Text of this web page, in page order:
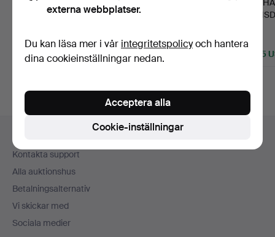
1090
BILLGREN. "And i vas".
Sålt
2 110 USD
LINDSTRAND.
skulptur…
Sålt
8 966 USD
l…Sålt
3 165
Sidfotsnavigation
Kontakta support
Alla auktionshus
Betalningsalternativ
Vi skickar med
Sociala medier
externa webbplatser.
Du kan läsa mer i vår integritetspolicyoch hantera
dina cookieinställningar nedan.
Cookie-inställningar
Acceptera alla